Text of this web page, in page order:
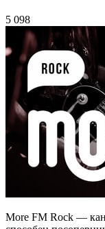
5 098
More FM Rock —